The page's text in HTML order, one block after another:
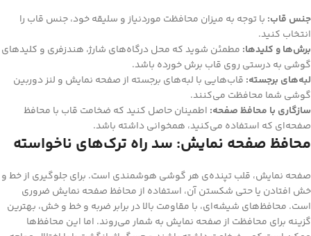
جنس قاب: با توجه به میزان محافظت موردنیاز و سلیقه خود، جنس قاب را
انتخاب کنید.
برش‌ها و کلیدها: مطمئن شوید که محل درگاه‌های شارژ، هندزفری و کلیدهای
گوشی به درستی روی قاب برش خورده باشد.
لبه‌های برجسته: قاب‌هایی با لبه‌های برجسته از صفحه نمایش و لنز دوربین
گوشی شما محافظت می‌کنند.
سازگاری با محافظ صفحه: اطمینان حاصل کنید که ضخامت قاب با محافظ
صفحه‌ای که استفاده می‌کنید، همخوانی داشته باشد.
محافظ صفحه نمایش: سد راه ترک‌های ناخواسته
صفحه نمایش، قلب تپنده‌ی هر گوشی هوشمندی است. برای جلوگیری از خط و
خش افتادن یا حتی شکستن آن، استفاده از محافظ صفحه نمایش ضروری
است. محافظ‌های شیشه‌ای، با مقاومت بالا در برابر ضربه و خط و خش، بهترین
گزینه برای محافظت از صفحه نمایش به شمار می‌روند. اما این محافظ‌ها